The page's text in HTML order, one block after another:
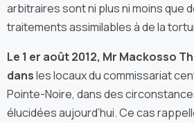
arbitraires sont ni plus ni moins que
traitements assimilables à de la
Le 1 er août 2012, Mr Mackosso
dansles locaux du commissariat
Pointe-Noire, dans des
élucidées aujourd’hui. Ce cas